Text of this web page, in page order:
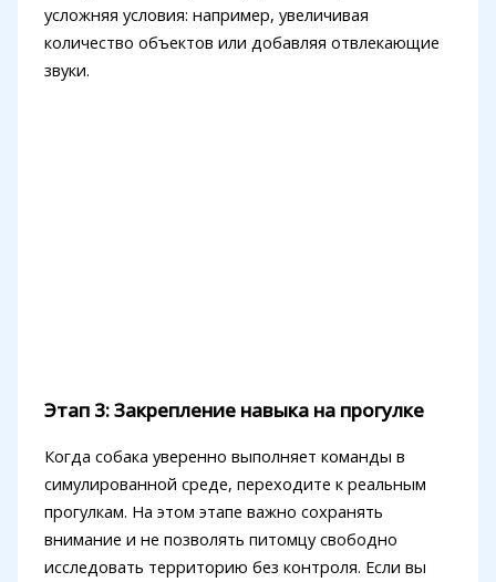
усложняя условия: например, увеличивая
количество объектов или добавляя отвлекающие
звуки.
Этап 3: Закрепление навыка на прогулке
Когда собака уверенно выполняет команды в
симулированной среде, переходите к реальным
прогулкам. На этом этапе важно сохранять
внимание и не позволять питомцу свободно
исследовать территорию без контроля. Если вы